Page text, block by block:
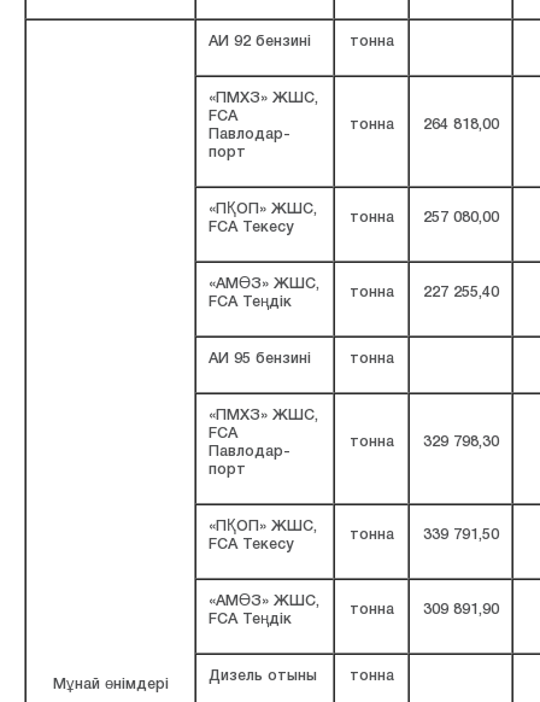
Мұнай өнімдері
АИ 92 бензині тонна
«ПМХЗ» ЖШС,
FCA
Павлодар-
порт
тонна 264 818,00
«ПҚОП» ЖШС,
FCA Текесу
тонна 257 080,00
«АМӨЗ» ЖШС,
FCA Теңдік
тонна 227 255,40
АИ 95 бензині тонна
«ПМХЗ» ЖШС,
FCA
Павлодар-
порт
тонна 329 798,30
«ПҚОП» ЖШС,
FCA Текесу
тонна 339 791,50
«АМӨЗ» ЖШС,
FCA Теңдік
тонна 309 891,90
Дизель отыны тонна